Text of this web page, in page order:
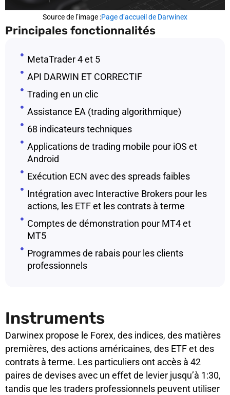
Source de l’image :Page d’accueil de Darwinex
Principales fonctionnalités
MetaTrader 4 et 5
API DARWIN ET CORRECTIF
Trading en un clic
Assistance EA (trading algorithmique)
68 indicateurs techniques
Applications de trading mobile pour iOS et
Android
Exécution ECN avec des spreads faibles
Intégration avec Interactive Brokers pour les
actions, les ETF et les contrats à terme
Comptes de démonstration pour MT4 et
MT5
Programmes de rabais pour les clients
professionnels
Instruments
Darwinex propose le Forex, des indices, des matières
premières, des actions américaines, des ETF et des
contrats à terme. Les particuliers ont accès à 42
paires de devises avec un effet de levier jusqu’à 1:30,
tandis que les traders professionnels peuvent utiliser